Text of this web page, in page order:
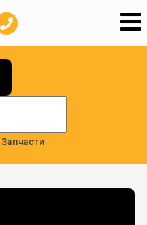
Запчасти